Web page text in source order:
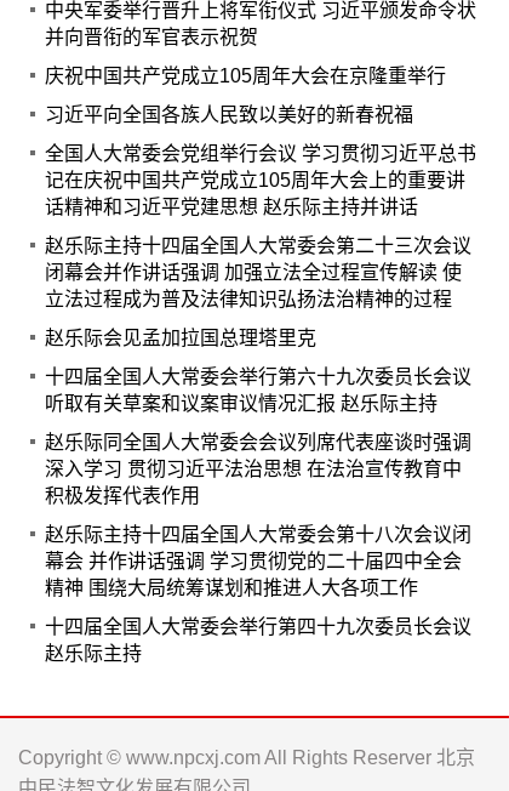
中央军委举行晋升上将军衔仪式 习近平颁发命令状
并向晋衔的军官表示祝贺
庆祝中国共产党成立105周年大会在京隆重举行
习近平向全国各族人民致以美好的新春祝福
全国人大常委会党组举行会议 学习贯彻习近平总书
记在庆祝中国共产党成立105周年大会上的重要讲
话精神和习近平党建思想 赵乐际主持并讲话
赵乐际主持十四届全国人大常委会第二十三次会议
闭幕会并作讲话强调 加强立法全过程宣传解读 使
立法过程成为普及法律知识弘扬法治精神的过程
赵乐际会见孟加拉国总理塔里克
十四届全国人大常委会举行第六十九次委员长会议
听取有关草案和议案审议情况汇报 赵乐际主持
赵乐际同全国人大常委会会议列席代表座谈时强调
深入学习 贯彻习近平法治思想 在法治宣传教育中
积极发挥代表作用
赵乐际主持十四届全国人大常委会第十八次会议闭
幕会 并作讲话强调 学习贯彻党的二十届四中全会
精神 围绕大局统筹谋划和推进人大各项工作
十四届全国人大常委会举行第四十九次委员长会议
赵乐际主持
Copyright © www.npcxj.com All Rights Reserver 北京